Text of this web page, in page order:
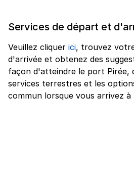
Services de départ et
Veuillez cliquer ici, trouvez
d'arrivée et obtenez des
façon d'atteindre le port Pirée,
services terrestres et les
commun lorsque vous arrivez à